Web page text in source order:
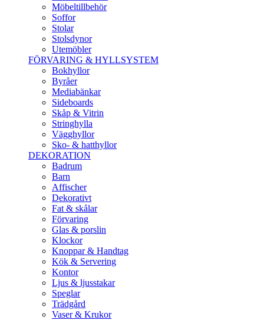
Möbeltillbehör
Soffor
Stolar
Stolsdynor
Utemöbler
FÖRVARING & HYLLSYSTEM
Bokhyllor
Byråer
Mediabänkar
Sideboards
Skåp & Vitrin
Stringhylla
Vägghyllor
Sko- & hatthyllor
DEKORATION
Badrum
Barn
Affischer
Dekorativt
Fat & skålar
Förvaring
Glas & porslin
Klockor
Knoppar & Handtag
Kök & Servering
Kontor
Ljus & ljusstakar
Speglar
Trädgård
Vaser & Krukor